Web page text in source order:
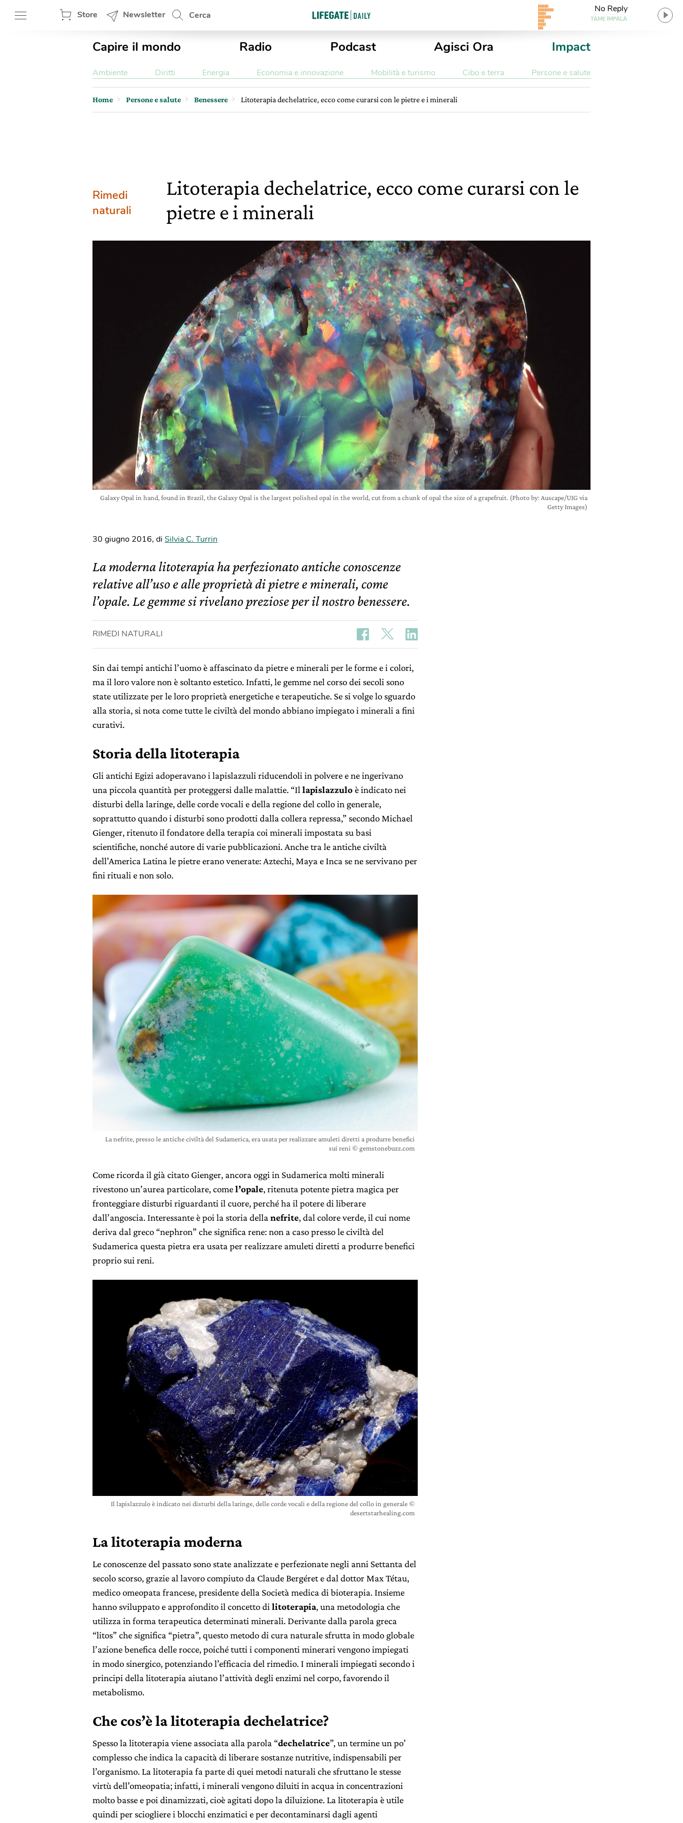
Store Newsletter Cerca
No Reply
TAME IMPALA
Capire il mondo Radio Podcast Agisci Ora Impact
Ambiente Diritti Energia Economia e innovazione Mobilità e turismo Cibo e terra Persone e salute
Home Persone e salute Benessere Litoterapia dechelatrice, ecco come curarsi con le pietre e i minerali
Rimedi
naturali
Litoterapia dechelatrice, ecco come curarsi con le
pietre e i minerali
Galaxy Opal in hand, found in Brazil, the Galaxy Opal is the largest polished opal in the world, cut from a chunk of opal the size of a grapefruit. (Photo by: Auscape/UIG via
Getty Images)
30 giugno 2016, di Silvia C. Turrin
La moderna litoterapia ha perfezionato antiche conoscenze
relative all’uso e alle proprietà di pietre e minerali, come
l’opale. Le gemme si rivelano preziose per il nostro benessere.
RIMEDI NATURALI
Sin dai tempi antichi l’uomo è affascinato da pietre e minerali per le forme e i colori,
ma il loro valore non è soltanto estetico. Infatti, le gemme nel corso dei secoli sono
state utilizzate per le loro proprietà energetiche e terapeutiche. Se si volge lo sguardo
alla storia, si nota come tutte le civiltà del mondo abbiano impiegato i minerali a fini
curativi.
Storia della litoterapia
Gli antichi Egizi adoperavano i lapislazzuli riducendoli in polvere e ne ingerivano
una piccola quantità per proteggersi dalle malattie. “Il lapislazzuloè indicato nei
disturbi della laringe, delle corde vocali e della regione del collo in generale,
soprattutto quando i disturbi sono prodotti dalla collera repressa,” secondo Michael
Gienger, ritenuto il fondatore della terapia coi minerali impostata su basi
scientifiche, nonché autore di varie pubblicazioni. Anche tra le antiche civiltà
dell’America Latina le pietre erano venerate: Aztechi, Maya e Inca se ne servivano per
fini rituali e non solo.
La nefrite, presso le antiche civiltà del Sudamerica, era usata per realizzare amuleti diretti a produrre benefici
sui reni © gemstonebuzz.com
Come ricorda il già citato Gienger, ancora oggi in Sudamerica molti minerali
rivestono un’aurea particolare, comel’opale, ritenuta potente pietra magica per
fronteggiare disturbi riguardanti il cuore, perché ha il potere di liberare
dall’angoscia. Interessante è poi la storia della nefrite, dal colore verde, il cui nome
deriva dal greco “nephron” che significa rene: non a caso presso le civiltà del
Sudamerica questa pietra era usata per realizzare amuleti diretti a produrre benefici
proprio sui reni.
Il lapislazzulo è indicato nei disturbi della laringe, delle corde vocali e della regione del collo in generale ©
desertstarhealing.com
La litoterapia moderna
Le conoscenze del passato sono state analizzate e perfezionate negli anni Settanta del
secolo scorso, grazie al lavoro compiuto da Claude Bergéret e dal dottor Max Tétau,
medico omeopata francese, presidente della Società medica di bioterapia. Insieme
hanno sviluppato e approfondito il concetto di litoterapia, una metodologia che
utilizza in forma terapeutica determinati minerali. Derivante dalla parola greca
“litos” che significa “pietra”, questo metodo di cura naturale sfrutta in modo globale
l’azione benefica delle rocce, poiché tutti i componenti minerari vengono impiegati
in modo sinergico, potenziando l’efficacia del rimedio. I minerali impiegati secondo i
principi della litoterapia aiutano l’attività degli enzimi nel corpo, favorendo il
metabolismo.
Che cos’è la litoterapia dechelatrice?
Spesso la litoterapia viene associata alla parola “dechelatrice”, un termine un po’
complesso che indica la capacità di liberare sostanze nutritive, indispensabili per
l’organismo. La litoterapia fa parte di quei metodi naturali che sfruttano le stesse
virtù dell’omeopatia; infatti, i minerali vengono diluiti in acqua in concentrazioni
molto basse e poi dinamizzati, cioè agitati dopo la diluizione. La litoterapia è utile
quindi per sciogliere i blocchi enzimatici e per decontaminarsi dagli agenti